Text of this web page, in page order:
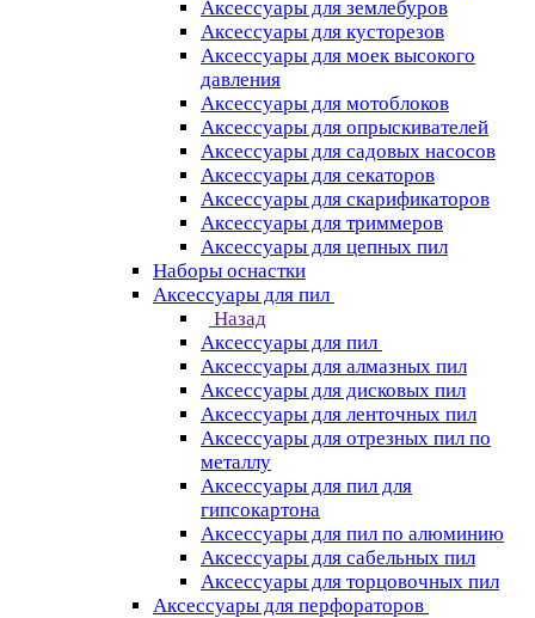
Аксессуары для землебуров
Аксессуары для кусторезов
Аксессуары для моек высокого
давления
Аксессуары для мотоблоков
Аксессуары для опрыскивателей
Аксессуары для садовых насосов
Аксессуары для секаторов
Аксессуары для скарификаторов
Аксессуары для триммеров
Аксессуары для цепных пил
Наборы оснастки
Аксессуары для пил
Назад
Аксессуары для пил
Аксессуары для алмазных пил
Аксессуары для дисковых пил
Аксессуары для ленточных пил
Аксессуары для отрезных пил по
металлу
Аксессуары для пил для
гипсокартона
Аксессуары для пил по алюминию
Аксессуары для сабельных пил
Аксессуары для торцовочных пил
Аксессуары для перфораторов